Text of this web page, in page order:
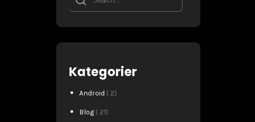
Kategorier
Android ( 2)
Blog ( 21)